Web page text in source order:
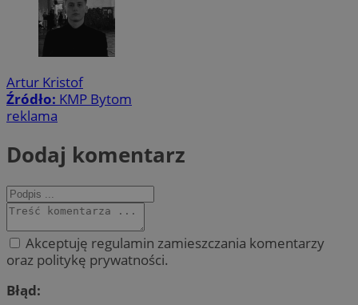
Artur Kristof
Źródło: KMP Bytom
reklama
Dodaj komentarz
Akceptuję regulamin zamieszczania komentarzy
oraz politykę prywatności.
Błąd: